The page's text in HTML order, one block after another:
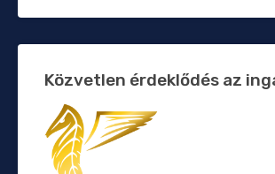
Közvetlen érdeklődés az